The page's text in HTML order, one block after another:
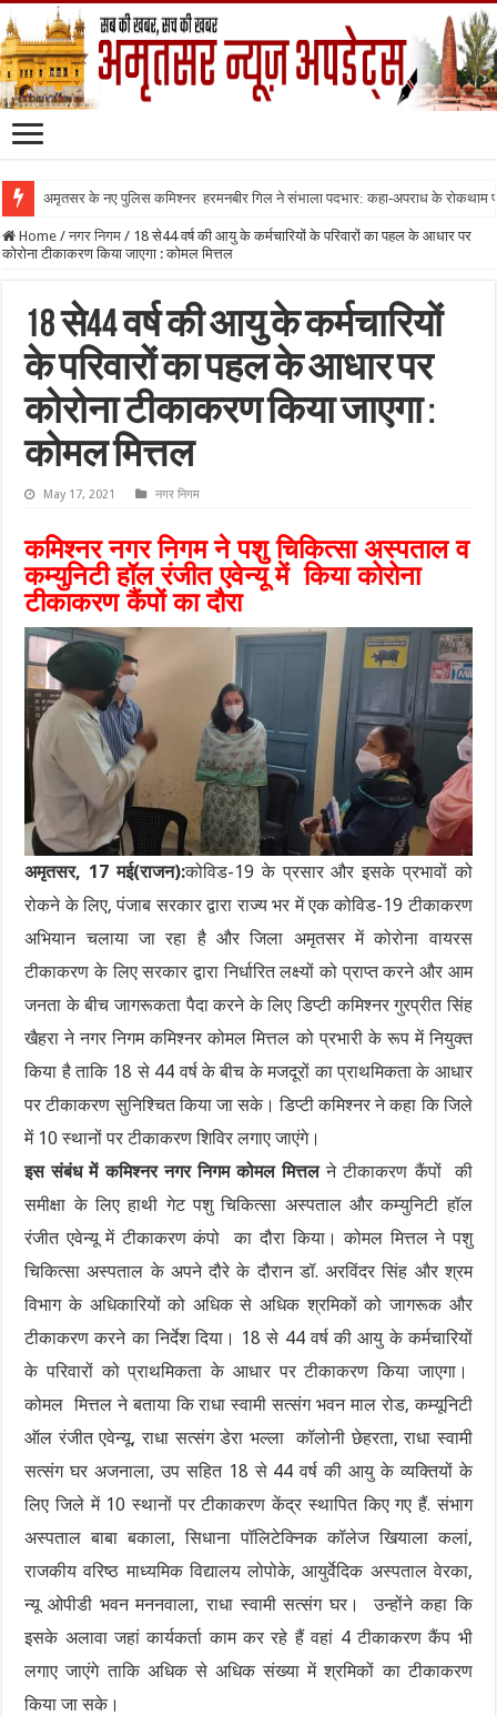
अमृतसर के नए पुलिस कमिश्नर हरमनबीर गिल ने संभाला पदभार: कहा-अपराध के रोकथाम
Home / नगर निगम / 18 से44 वर्ष की आयु के कर्मचारियों के परिवारों का पहल के आधार पर
कोरोना टीकाकरण किया जाएगा : कोमल मित्तल
18 से44 वर्ष की आयु के कर्मचारियों
के परिवारों का पहल के आधार पर
कोरोना टीकाकरण किया जाएगा :
कोमल मित्तल
May 17, 2021 नगर निगम
कमिश्नर नगर निगम ने पशु चिकित्सा अस्पताल व
कम्युनिटी हॉल रंजीत एवेन्यू में किया कोरोना
टीकाकरण कैंपों का दौरा
अमृतसर, 17 मई(राजन):कोविड-19 के प्रसार और इसके प्रभावों को
रोकने के लिए, पंजाब सरकार द्वारा राज्य भर में एक कोविड-19 टीकाकरण
अभियान चलाया जा रहा है और जिला अमृतसर में कोरोना वायरस
टीकाकरण के लिए सरकार द्वारा निर्धारित लक्ष्यों को प्राप्त करने और आम
जनता के बीच जागरूकता पैदा करने के लिए डिप्टी कमिश्नर गुरप्रीत सिंह
खैहरा ने नगर निगम कमिश्नर कोमल मित्तल को प्रभारी के रूप में नियुक्त
किया है ताकि 18 से 44 वर्ष के बीच के मजदूरों का प्राथमिकता के आधार
पर टीकाकरण सुनिश्चित किया जा सके। डिप्टी कमिश्नर ने कहा कि जिले
में 10 स्थानों पर टीकाकरण शिविर लगाए जाएंगे।
इस संबंध में कमिश्नर नगर निगम कोमल मित्तलने टीकाकरण कैंपों की
समीक्षा के लिए हाथी गेट पशु चिकित्सा अस्पताल और कम्युनिटी हॉल
रंजीत एवेन्यू में टीकाकरण कंपो का दौरा किया। कोमल मित्तल ने पशु
चिकित्सा अस्पताल के अपने दौरे के दौरान डॉ. अरविंदर सिंह और श्रम
विभाग के अधिकारियों को अधिक से अधिक श्रमिकों को जागरूक और
टीकाकरण करने का निर्देश दिया। 18 से 44 वर्ष की आयु के कर्मचारियों
के परिवारों को प्राथमिकता के आधार पर टीकाकरण किया जाएगा।
कोमल मित्तल ने बताया कि राधा स्वामी सत्संग भवन माल रोड, कम्यूनिटी
ऑल रंजीत एवेन्यू, राधा सत्संग डेरा भल्ला कॉलोनी छेहरता, राधा स्वामी
सत्संग घर अजनाला, उप सहित 18 से 44 वर्ष की आयु के व्यक्तियों के
लिए जिले में 10 स्थानों पर टीकाकरण केंद्र स्थापित किए गए हैं. संभाग
अस्पताल बाबा बकाला, सिधाना पॉलिटेक्निक कॉलेज खियाला कलां,
राजकीय वरिष्ठ माध्यमिक विद्यालय लोपोके, आयुर्वेदिक अस्पताल वेरका,
न्यू ओपीडी भवन मननवाला, राधा स्वामी सत्संग घर। उन्होंने कहा कि
इसके अलावा जहां कार्यकर्ता काम कर रहे हैं वहां 4 टीकाकरण कैंप भी
लगाए जाएंगे ताकि अधिक से अधिक संख्या में श्रमिकों का टीकाकरण
किया जा सके।